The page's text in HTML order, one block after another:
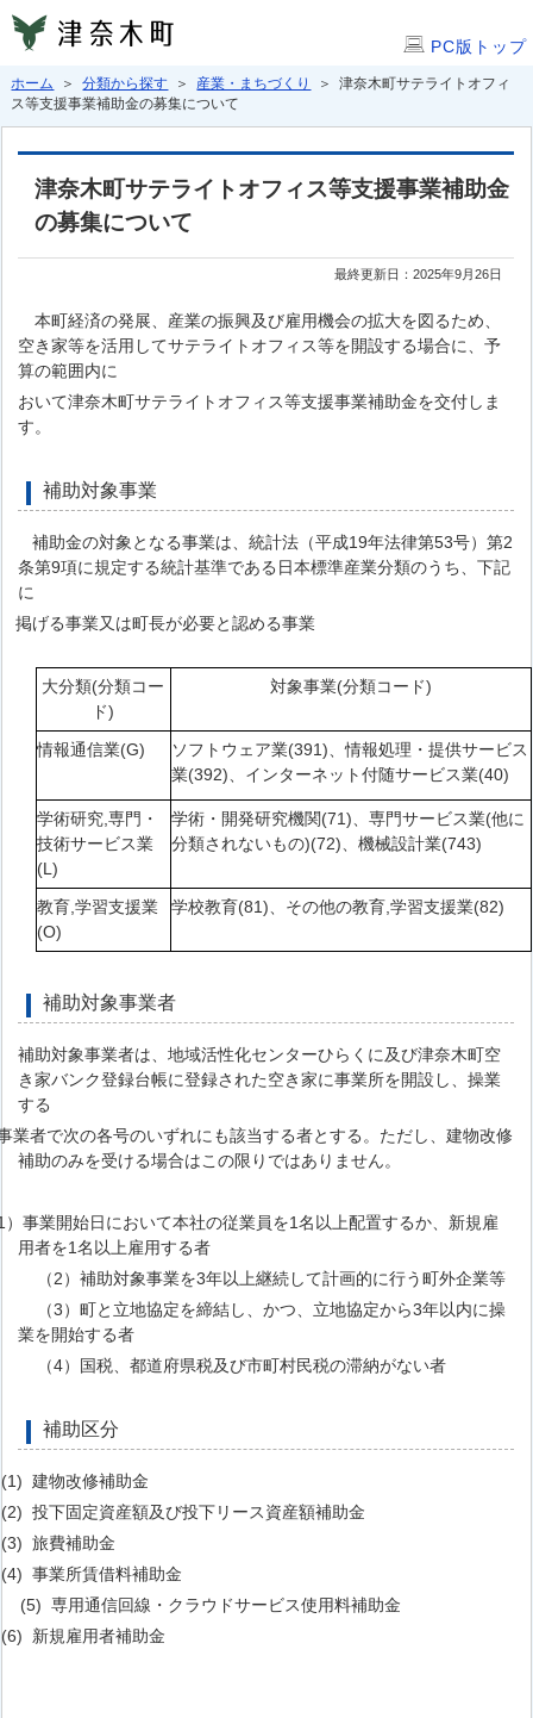
PC版トップ
ホーム ＞分類から探す ＞ 産業・まちづくり
＞ 津奈木町サテライトオフィ
ス等支援事業補助金の募集について
津奈木町サテライトオフィス等支援事業補助金
の募集について
最終更新日：2025年9月26日
本町経済の発展、産業の振興及び雇用機会の拡大を図るため、
空き家等を活用してサテライトオフィス等を開設する場合に、予
算の範囲内に
おいて津奈木町サテライトオフィス等支援事業補助金を交付しま
す。
補助対象事業
補助金の対象となる事業は、統計法（平成19年法律第53号）第2
条第9項に規定する統計基準である日本標準産業分類のうち、下記
に
掲げる事業又は町長が必要と認める事業
大分類(分類コー
ド)
対象事業(分類コード)
情報通信業(G)
ソフトウェア業(391)、情報処理・提供サービス
業(392)、インターネット付随サービス業(40)
学術研究,専門・
技術サービス業
(L)
学術・開発研究機関(71)、専門サービス業(他に
分類されないもの)(72)、機械設計業(743)
教育,学習支援業
(O)
学校教育(81)、その他の教育,学習支援業(82)
補助対象事業者
対象事業者は、地域活性化センターひらくに及び津奈木町空
き家バンク登録台帳に登録された空き家に事業所を開設し、操業
する
者で次の各号のいずれにも該当する者とする。ただし、建物改修
補助のみを受ける場合はこの限りではありません。
）事業開始日において本社の従業員を1名以上配置するか、新規雇
用者を1名以上雇用する者
（2）補助対象事業を3年以上継続して計画的に行う町外企業等
（3）町と立地協定を締結し、かつ、立地協定から3年以内に操
業を開始する者
（4）国税、都道府県税及び市町村民税の滞納がない者
補助区分
建物改修補助金
投下固定資産額及び投下リース資産額補助金
旅費補助金
事業所賃借料補助金
(5) 専用通信回線・クラウドサービス使用料補助金
新規雇用者補助金